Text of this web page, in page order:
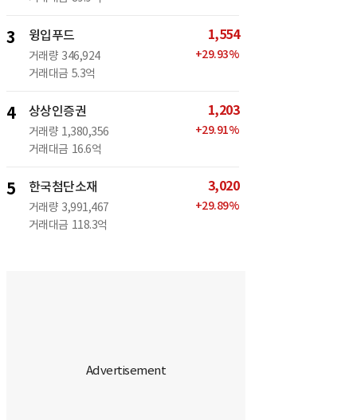
3 윙입푸드
거래량 346,924
거래대금 5.3억
1,554
+29.93%
4 상상인증권
거래량 1,380,356
거래대금 16.6억
1,203
+29.91%
5 한국첨단소재
거래량 3,991,467
거래대금 118.3억
3,020
+29.89%